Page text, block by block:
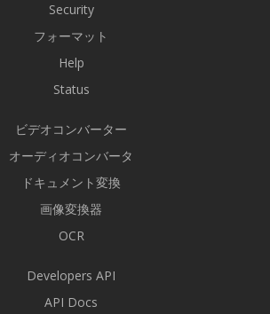
Security
フォーマット
Help
Status
ビデオコンバーター
オーディオコンバータ
ドキュメント変換
画像変換器
OCR
Developers API
API Docs